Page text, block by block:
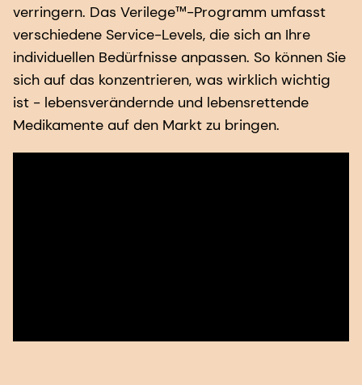
verringern. Das Verilege™-Programm umfasst
verschiedene Service-Levels, die sich an Ihre
individuellen Bedürfnisse anpassen. So können Sie
sich auf das konzentrieren, was wirklich wichtig
ist - lebensverändernde und lebensrettende
Medikamente auf den Markt zu bringen.